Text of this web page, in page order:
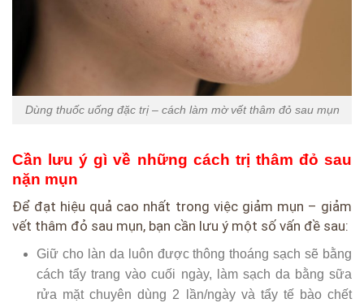
Dùng thuốc uống đặc trị – cách làm mờ vết thâm đỏ sau mụn
Cần lưu ý gì về những cách trị thâm đỏ sau
nặn mụn
Để đạt hiệu quả cao nhất trong việc giảm mụn – giảm
vết thâm đỏ sau mụn, bạn cần lưu ý một số vấn đề sau:
Giữ cho làn da luôn được thông thoáng sạch sẽ bằng
cách tẩy trang vào cuối ngày, làm sạch da bằng sữa
rửa mặt chuyên dùng 2 lần/ngày và tẩy tế bào chết